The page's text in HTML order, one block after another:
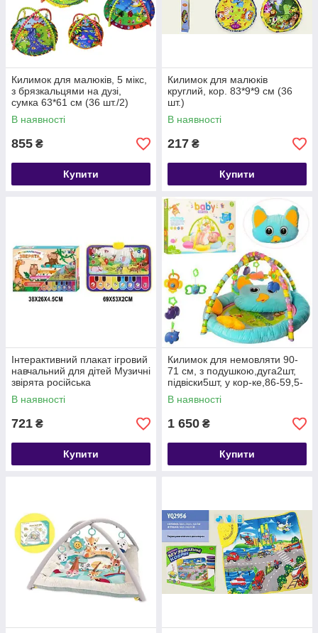
Килимок для малюків, 5 мікс,
з брязкальцями на дузі,
сумка 63*61 см (36 шт./2)
В наявності
855 ₴
Купити
Килимок для малюків
круглий, кор. 83*9*9 см (36
шт.)
В наявності
217 ₴
Купити
Інтерактивний плакат ігровий
навчальний для дітей Музичні
звірята російська
В наявності
721 ₴
Купити
Килимок для немовляти 90-
71 см, з подушкою,дуга2шт,
підвіски5шт, у кор-ке,86-59,5-
10см
В наявності
1 650 ₴
Купити